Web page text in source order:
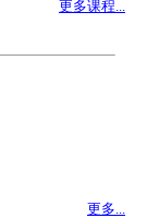
更多课程...
更多...